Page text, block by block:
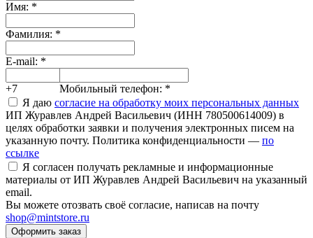
Имя: *
Фамилия: *
E-mail: *
+7 Мобильный телефон: *
Я даю согласие на обработку моих персональных данных
ИП Журавлев Андрей Васильевич (ИНН 780500614009) в
целях обработки заявки и получения электронных писем на
указанную почту. Политика конфиденциальности — по
ссылке
Я согласен получать рекламные и информационные
материалы от ИП Журавлев Андрей Васильевич на указанный
email.
Вы можете отозвать своё согласие, написав на почту
shop@mintstore.ru
Оформить заказ